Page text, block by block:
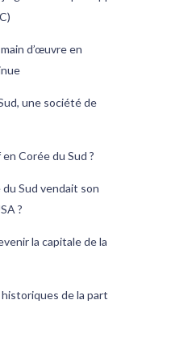
d’œuvre en
une société de
Corée du Sud ?
du Sud vendait son
?
la capitale de la
de la part